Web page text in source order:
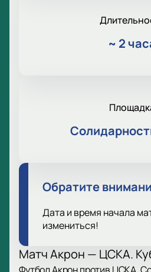
~ 2
Обратите
Дата и время начала
измениться!
Матч Акрон — ЦСКА.